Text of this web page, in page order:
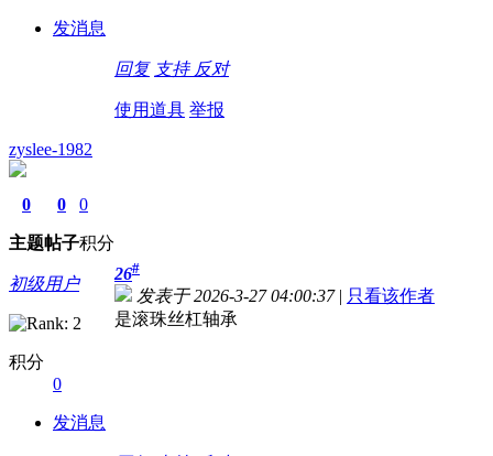
发消息
回复 支持 反对
使用道具 举报
zyslee-1982
0
主题
0
帖子
0
积分
初级用户
积分
0
发消息
26#
发表于 2026-3-27 04:00:37 | 只看该作者
是滚珠丝杠轴承